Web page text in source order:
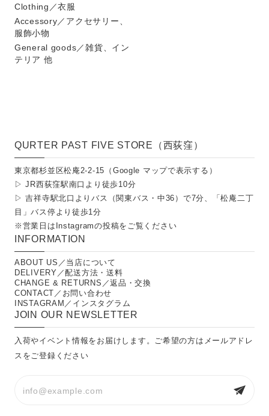
Clothing／衣服
Accessory／アクセサリー、
服飾小物
General goods／雑貨、イン
テリア 他
QURTER PAST FIVE STORE（西荻窪）
東京都杉並区松庵2-2-15（ Google マップで表示する ）
▷ JR西荻窪駅南口より徒歩10分
▷ 吉祥寺駅北口よりバス（関東バス・中36）で7分、「松庵二丁
目」バス停より徒歩1分
※営業日は Instagramの投稿をご覧ください
INFORMATION
ABOUT US／当店について
DELIVERY／配送方法・送料
CHANGE & RETURNS／返品・交換
CONTACT／お問い合わせ
INSTAGRAM／インスタグラム
JOIN OUR NEWSLETTER
入荷やイベント情報をお届けします。ご希望の方はメールアドレ
スをご登録ください